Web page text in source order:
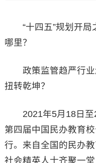
“十四五”规划开局
哪里？
政策监管趋严行业
扭转乾坤？
2021年5月18日至
第四届中国民办教育
行。来自全国的民办
社会精英人士齐聚一